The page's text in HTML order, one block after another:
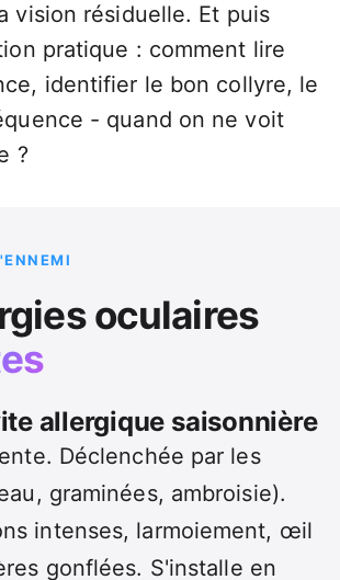
vision résiduelle. Et puis
pratique : comment lire
identifier le bon collyre, le
- quand on ne voit
?
oculaires
allergique saisonnière
Déclenchée par les
graminées, ambroisie).
intenses, larmoiement, œil
gonflées. S'installe en